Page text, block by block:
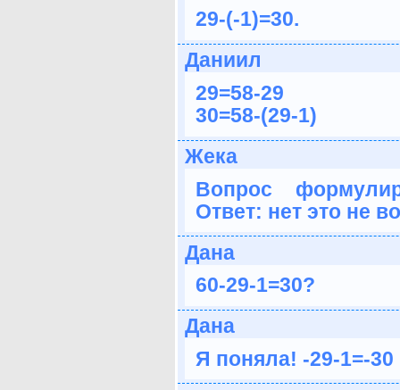
29-(-1)=30.
Даниил
29=58-29
30=58-(29-1)
Жека
Вопрос
Ответ: нет это не
Дана
60-29-1=30?
Дана
Я поняла! -29-1=-30